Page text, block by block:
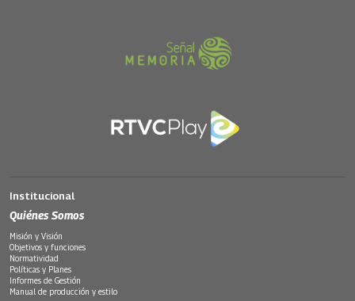
Institucional
Quiénes Somos
Misión y Visión
Objetivos y funciones
Normatividad
Políticas y Planes
Informes de Gestión
Manual de producción y estilo